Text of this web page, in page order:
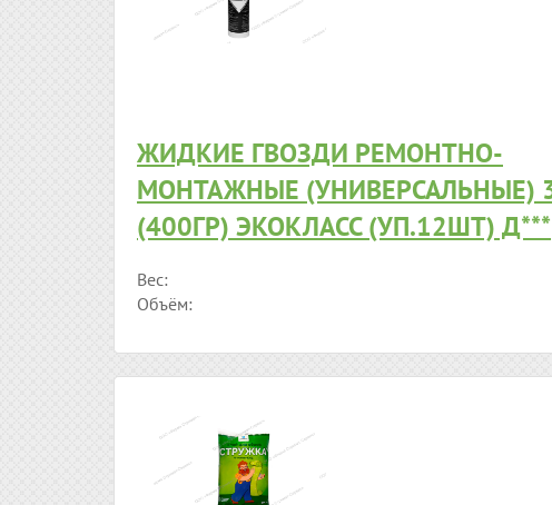
ЖИДКИЕ ГВОЗДИ РЕМОНТНО-
МОНТАЖНЫЕ (УНИВЕРСАЛЬНЫЕ)
(400ГР) ЭКОКЛАСС (УП.12ШТ) Д***
Вес:
Объём: